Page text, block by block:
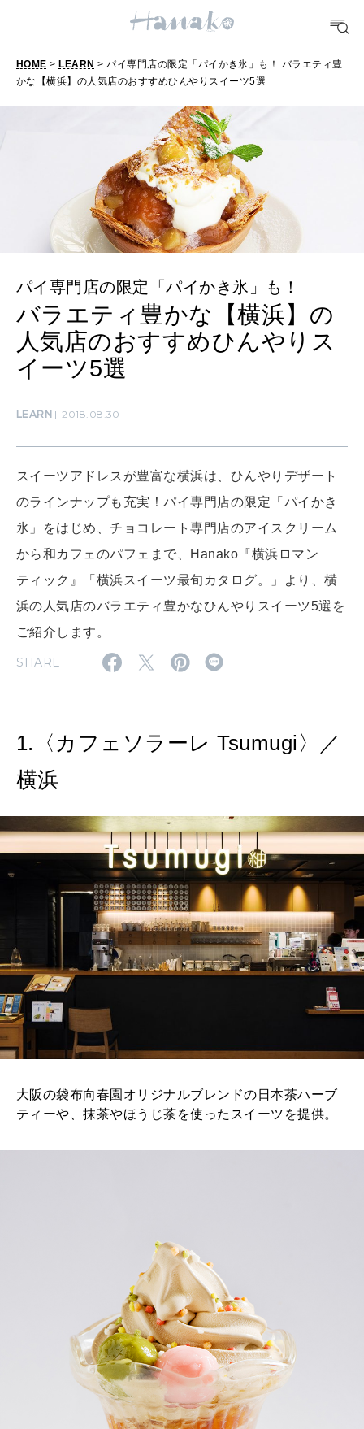
FORTUNE
明日のわたし
[12星座別] Weekly Holoscope
[12星座別] Monthly Love Holoscope
女神まり愛のタロットメッセージ
算命学がわかる今月のあなた
自分にやさしく
LEARN
知る、考える
SUSTAINABLE
わたしができること
WORK&MONEY
いい人生って？
MAGAZINE
特集
2026年9月号「北海道 おいしく遊ぶ、夏のご褒美旅。」
2026年6月号「大銀座 トレンドが生まれる 新しい一流店へ。」
2026年4月号「未来をつくる、学びの教科書。」
2026年3月号「スイーツ予想図 2026」
2026年2月号「良運を掴む 新・開運術。」
2026年1月号「猫がいれば、幸せ」
HOME > LEARN > パイ専門店の限定「パイかき氷」も！ バラエティ豊
かな【横浜】の人気店のおすすめひんやりスイーツ5選
パイ専門店の限定「パイかき氷」も！
バラエティ豊かな【横浜】の
人気店のおすすめひんやりス
イーツ5選
LEARN 2018.08.30
スイーツアドレスが豊富な横浜は、ひんやりデザート
のラインナップも充実！パイ専門店の限定「パイかき
氷」をはじめ、チョコレート専門店のアイスクリーム
から和カフェのパフェまで、Hanako『横浜ロマン
ティック』「横浜スイーツ最旬カタログ。」より、横
浜の人気店のバラエティ豊かなひんやりスイーツ5選を
ご紹介します。
SHARE
1.〈カフェソラーレ Tsumugi〉／
横浜
大阪の袋布向春園オリジナルブレンドの日本茶ハーブ
ティーや、抹茶やほうじ茶を使ったスイーツを提供。